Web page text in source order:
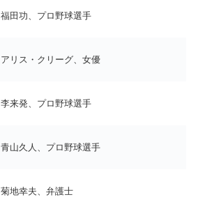
福田功、プロ野球選手
アリス・クリーグ、女優
李来発、プロ野球選手
青山久人、プロ野球選手
菊地幸夫、弁護士